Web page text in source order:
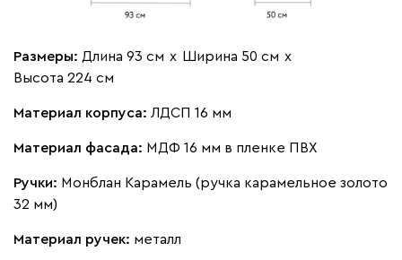
Размеры: Длина 93 см х Ширина 50 см х
Высота 224 см
Материал корпуса: ЛДСП 16 мм
Материал фасада: МДФ 16 мм в пленке ПВХ
Ручки: Монблан Карамель (ручка карамельное золото
32 мм)
Материал ручек: металл